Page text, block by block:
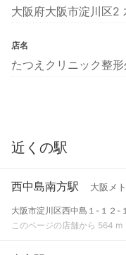
大阪府大阪市淀川区2
店名
たつえクリニック整
近くの駅
西中島南方駅 大阪メ
大阪市淀川区西中島１-１２-
このページの店舗から 564 m